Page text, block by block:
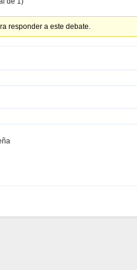
responder a este debate.